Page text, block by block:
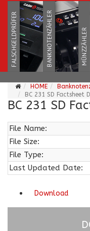
HOME
BC 231 SD Factsheet
BC 231 SD
File Name:
File Size:
File Type:
Last Updated Date:
Download